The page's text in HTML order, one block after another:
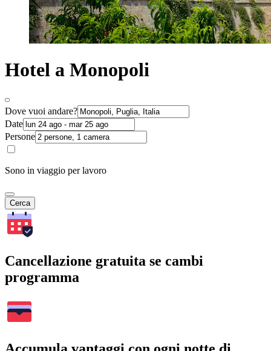
Hotel a Monopoli
Dove vuoi andare?
Date
Persone
Sono in viaggio per lavoro
Cerca
Cancellazione gratuita se cambi
programma